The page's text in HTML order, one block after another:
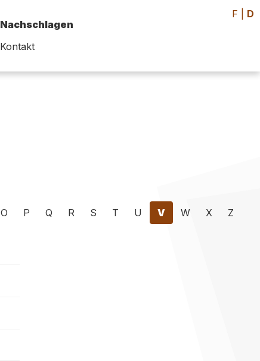
Nachschlagen
Kontakt
F D
O P Q R S T U V W X Z